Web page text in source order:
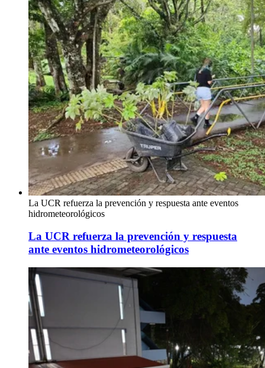
La UCR refuerza la prevención y respuesta ante eventos
hidrometeorológicos
La UCR refuerza la prevención y respuesta
ante eventos hidrometeorológicos